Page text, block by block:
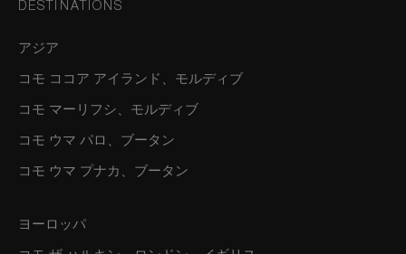
DESTINATIONS
アジア
コモ ココア アイランド、モルディブ
コモ マーリフシ、モルディブ
コモ ウマ パロ、ブータン
コモ ウマ プナカ、ブータン
ヨーロッパ